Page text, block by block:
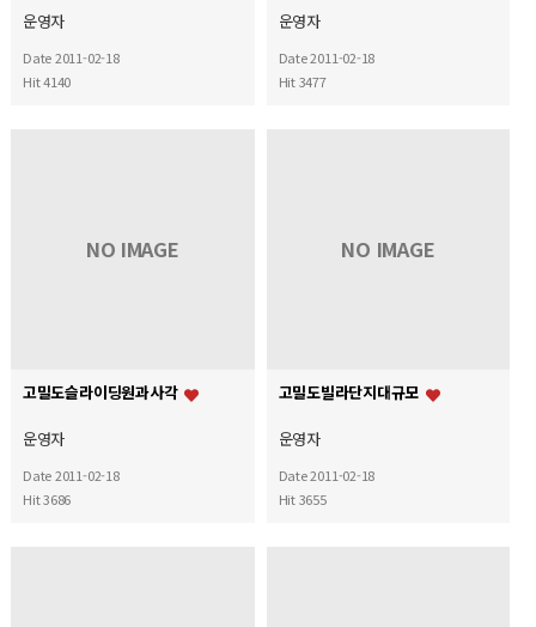
운영자
Date 2011-02-18
Hit 4140
운영자
Date 2011-02-18
Hit 3477
NO IMAGE
고밀도슬라이딩원과사각
운영자
Date 2011-02-18
Hit 3686
NO IMAGE
고밀도빌라단지대규모
운영자
Date 2011-02-18
Hit 3655